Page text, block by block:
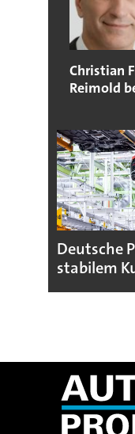
Christian
Reimold
Deutsche
stabilem